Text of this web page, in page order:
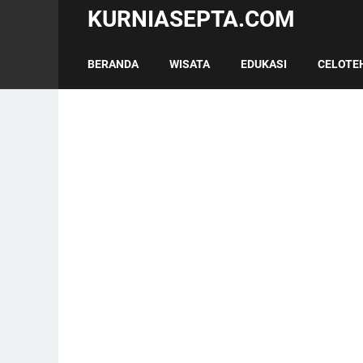
KURNIASEPTA.COM
BERANDA WISATA EDUKASI